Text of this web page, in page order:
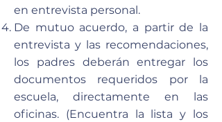
en entrevista personal.
De mutuo acuerdo, a partir de la
entrevista y las recomendaciones,
los padres deberán entregar los
documentos requeridos por la
escuela, directamente en las
oficinas. (Encuentra la lista y los